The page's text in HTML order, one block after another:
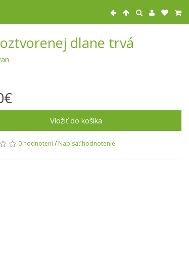
dlane trvá
Vložiť do košíka
0 hodnotení/ Napísať hodnotenie